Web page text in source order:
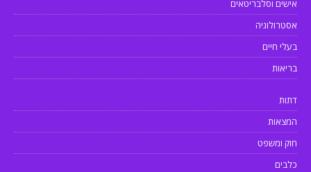
אישים וסלבריטאים
אסטרולוגיה
בעלי חיים
בריאות
דתות
המצאות
חוק ומשפט
כלבים